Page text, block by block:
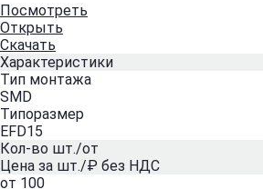
Посмотреть
Открыть
Скачать
Характеристики
Тип монтажа
SMD
Типоразмер
EFD15
Кол-во шт./от
Цена за шт./₽ без НДС
от 100